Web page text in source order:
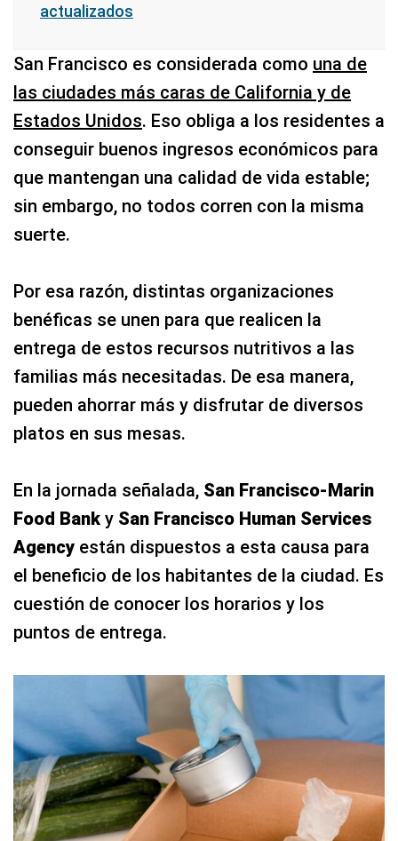
actualizados
San Francisco es considerada como una de
las ciudades más caras de California y de
Estados Unidos. Eso obliga a los residentes a
conseguir buenos ingresos económicos para
que mantengan una calidad de vida estable;
sin embargo, no todos corren con la misma
suerte.
Por esa razón, distintas organizaciones
benéficas se unen para que realicen la
entrega de estos recursos nutritivos a las
familias más necesitadas. De esa manera,
pueden ahorrar más y disfrutar de diversos
platos en sus mesas.
En la jornada señalada, San Francisco-Marin
Food Bank y San Francisco Human Services
Agency están dispuestos a esta causa para
el beneficio de los habitantes de la ciudad. Es
cuestión de conocer los horarios y los
puntos de entrega.